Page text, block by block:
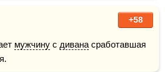
+58
мужчину с дивана сработавшая